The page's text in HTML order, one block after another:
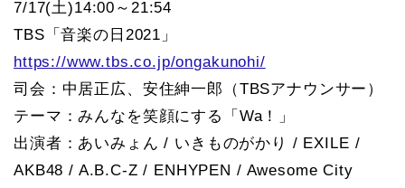
7/17(土)14:00～21:54
TBS「音楽の日2021」
https://www.tbs.co.jp/ongakunohi/
司会：中居正広、安住紳一郎（TBSアナウンサー）
テーマ：みんなを笑顔にする「Wa！」
出演者：あいみょん / いきものがかり / EXILE /
AKB48 / A.B.C-Z / ENHYPEN / Awesome City